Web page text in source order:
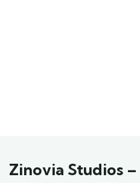
Zinovia Studios